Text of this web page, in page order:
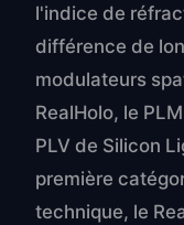
l'indice de
différence de
modulateurs
RealHolo, le
PLV de Silicon
première
technique, le